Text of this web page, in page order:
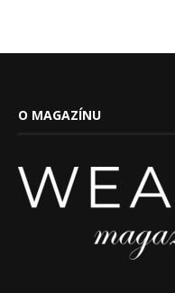
O MAGAZÍNU